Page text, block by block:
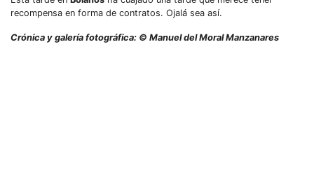
recompensa en forma de contratos. Ojalá sea así.
Crónica y galería fotográfica: © Manuel del Moral Manzanares